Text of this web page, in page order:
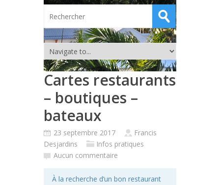
Cartes restaurants
– boutiques –
bateaux
23 septembre 2017
Francis
Desjardins
Infos pratiques
Aucun commentaire
À la recherche d’un bon restaurant